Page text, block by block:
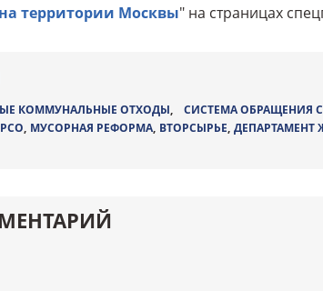
территории Москвы" на страницах
КОММУНАЛЬНЫЕ ОТХОДЫ,СИСТЕМА ОБРАЩЕНИЯ
РСО, МУСОРНАЯ РЕФОРМА, ВТОРСЫРЬЕ,ДЕПАРТАМЕНТ